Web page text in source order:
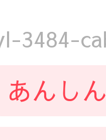
3484-
あんし